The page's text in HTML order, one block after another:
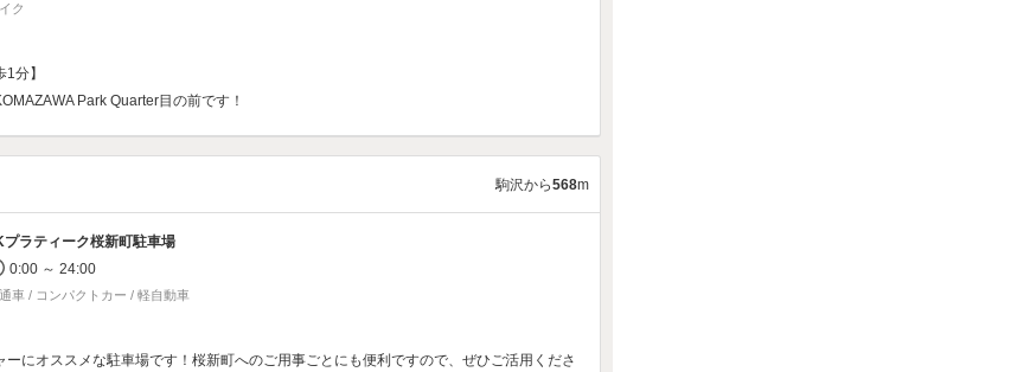
ク
分】
Park Quarter目の前です！
駒沢から568m
プラティーク桜新町駐車場
0:00 ～ 24:00
車 / コンパクトカー / 軽自動車
ーにオススメな駐車場です！桜新町へのご用事ごとにも便利ですので、ぜひご活用くださ